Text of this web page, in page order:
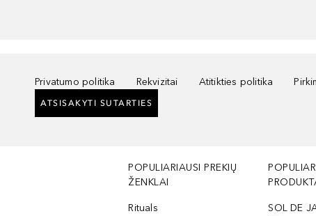
Privatumo politika Rekvizitai Atitikties politika
ATSISAKYTI SUTARTIES
POPULIARIAUSI PREKIŲ
ŽENKLAI
Rituals
SOL DE